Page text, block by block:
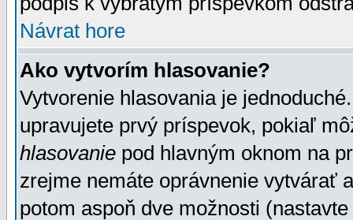
Návrat hore
Ako vytvorím hlasovanie?
Vytvorenie hlasovania je
upravujete prvý príspevok, pokiaľ
hlasovanie pod hlavným oknom na
zrejme nemáte oprávnenie vytvárať
potom aspoň dve možnosti